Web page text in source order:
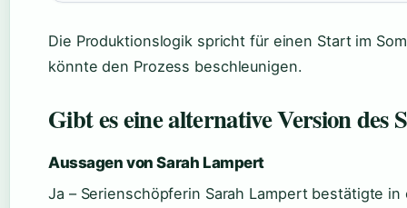
Die Produktionslogik spricht für einen Start im
könnte den Prozess beschleunigen.
Gibt es eine alternative Version des
Aussagen von Sarah Lampert
Ja – Serienschöpferin Sarah Lampert bestätigte